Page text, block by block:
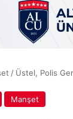
/ Üstel, Polis
Manşet